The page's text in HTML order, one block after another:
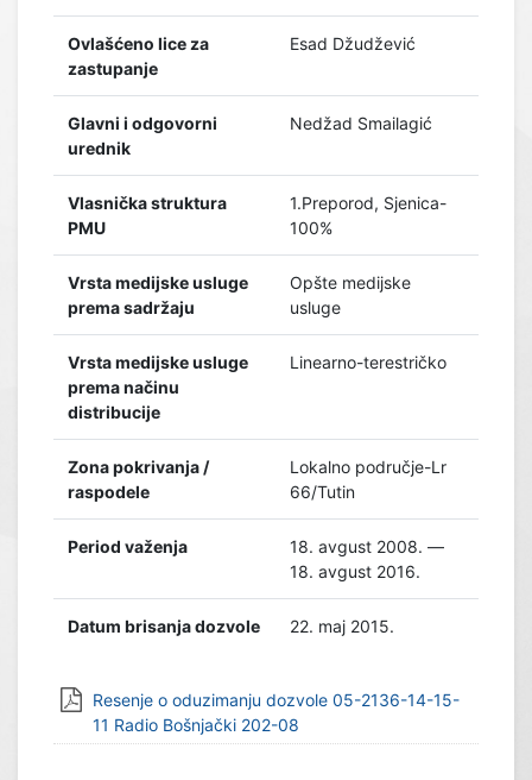
Ovlašćeno lice za
zastupanje
Esad Džudžević
Glavni i odgovorni
urednik
Nedžad Smailagić
Vlasnička struktura
PMU
1.Preporod, Sjenica-
100%
Vrsta medijske usluge
prema sadržaju
Opšte medijske
usluge
Vrsta medijske usluge
prema načinu
distribucije
Linearno-terestričko
Zona pokrivanja /
raspodele
Lokalno područje-Lr
66/Tutin
Period važenja
18. avgust 2008. —
18. avgust 2016.
Datum brisanja dozvole 22. maj 2015.
Resenje o oduzimanju dozvole 05-2136-14-15-
11 Radio Bošnjački 202-08